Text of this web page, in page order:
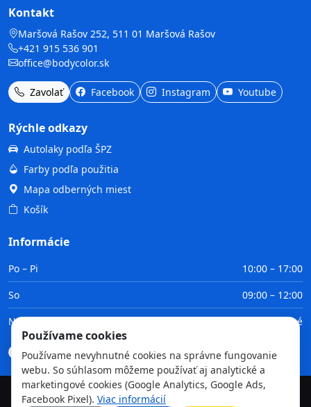
Kontakt
Maršová Rašov 252, 511 01 Maršová Rašov
+421 915 536 901
office@bodycolor.sk
Zavolať Facebook Instagram Youtube
Rýchle odkazy
Autolaky podľa ŠPZ
Farby podľa použitia
Mapa odberných miest
Košík
Informácie
Po – Pi
10:00 – 17:00
So
09:00 – 12:00
Ne
Zatvorené
Doprava Platba Obchodné podmienky GDPR
©2026TvojaFarba.sk • Všetky práva vyhradené
Používame cookies
Používame nevyhnutné cookies na správne fungovanie
webu. So súhlasom môžeme používať aj analytické a
marketingové cookies (Google Analytics, Google Ads,
Facebook Pixel). Viac informácií